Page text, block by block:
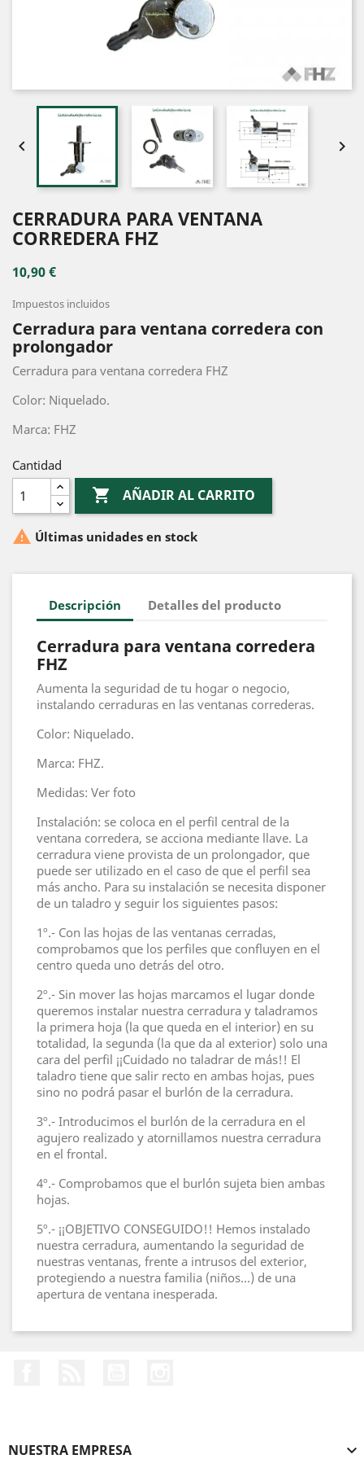
 
CERRADURA PARA VENTANA
CORREDERA FHZ
10,90 €
Impuestos incluidos
Cerradura para ventana corredera con
prolongador
Cerradura para ventana corredera FHZ
Color: Niquelado.
Marca: FHZ
Cantidad
 AÑADIR AL CARRITO
 Últimas unidades en stock
Descripción Detalles del producto
Cerradura para ventana corredera
FHZ
Aumenta la seguridad de tu hogar o negocio,
instalando cerraduras en las ventanas correderas.
Color: Niquelado.
Marca: FHZ.
Medidas: Ver foto
Instalación: se coloca en el perfil central de la
ventana corredera, se acciona mediante llave. La
cerradura viene provista de un prolongador, que
puede ser utilizado en el caso de que el perfil sea
más ancho. Para su instalación se necesita disponer
de un taladro y seguir los siguientes pasos:
1º.- Con las hojas de las ventanas cerradas,
comprobamos que los perfiles que confluyen en el
centro queda uno detrás del otro.
2º.- Sin mover las hojas marcamos el lugar donde
queremos instalar nuestra cerradura y taladramos
la primera hoja (la que queda en el interior) en su
totalidad, la segunda (la que da al exterior) solo una
cara del perfil ¡¡Cuidado no taladrar de más!! El
taladro tiene que salir recto en ambas hojas, pues
sino no podrá pasar el burlón de la cerradura.
3º.- Introducimos el burlón de la cerradura en el
agujero realizado y atornillamos nuestra cerradura
en el frontal.
4º.- Comprobamos que el burlón sujeta bien ambas
hojas.
5º.- ¡¡OBJETIVO CONSEGUIDO!! Hemos instalado
nuestra cerradura, aumentando la seguridad de
nuestras ventanas, frente a intrusos del exterior,
protegiendo a nuestra familia (niños...) de una
apertura de ventana inesperada.
NUESTRA EMPRESA 